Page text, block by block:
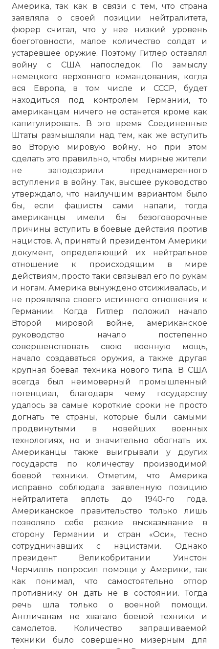
Америка, так как в связи с тем, что страна
заявляла о своей позиции нейтралитета,
фюрер считал, что у нее низкий уровень
боеготовности, малое количество солдат и
устаревшее оружие. Поэтому Гитлер оставлял
войну с США напоследок. По замыслу
немецкого верховного командования, когда
вся Европа, в том числе и СССР, будет
находиться под контролем Германии, то
американцам ничего не останется кроме как
капитулировать. В это время Соединенные
Штаты размышляли над тем, как же вступить
во Вторую мировую войну, но при этом
сделать это правильно, чтобы мирные жители
не заподозрили преднамеренного
вступления в войну. Так, высшее руководство
утверждало, что наилучшим вариантом было
бы, если фашисты сами напали, тогда
американцы имели бы безоговорочные
причины вступить в боевые действия против
нацистов. А, принятый президентом Америки
документ, определяющий их нейтральное
отношение к происходящим в мире
действиям, просто таки связывал его по рукам
и ногам. Америка вынуждено отсиживалась, и
не проявляла своего истинного отношения к
Германии. Когда Гитлер положил начало
Второй мировой войне, американское
руководство начало постепенно
совершенствовать свою военную мощь,
начало создаваться оружия, а также другая
крупная боевая техника нового типа. В США
всегда был неимоверный промышленный
потенциал, благодаря чему государству
удалось за самые короткие сроки не просто
догнать те страны, которые были самыми
продвинутыми в новейших военных
технологиях, но и значительно обогнать их.
Американцы также выигрывали у других
государств по количеству производимой
боевой техники. Отметим, что Америка
исправно соблюдала заявленную позицию
нейтралитета вплоть до 1940-го года.
Американское правительство только лишь
позволяло себе резкие высказывание в
сторону Германии и стран «Оси», тесно
сотрудничавших с нацистами. Однако
президент Великобритании Уинстон
Черчилль попросил помощи у Америки, так
как понимал, что самостоятельно отпор
противнику он дать не в состоянии. Тогда
речь шла только о военной помощи.
Англичанам не хватало боевой техники и
самолетов. Количество запрашиваемой
техники было совершенно мизерным для